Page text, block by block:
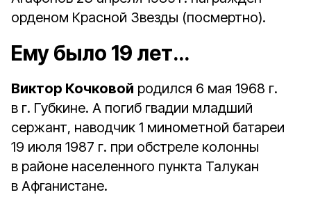
орденом Красной Звезды (посмертно).
Ему было 19 лет…
Виктор Кочковой родился 6 мая 1968 г.
в г. Губкине. А погиб гвадии младший
сержант, наводчик 1 минометной батареи
19 июля 1987 г. при обстреле колонны
в районе населенного пункта Талукан
в Афганистане.